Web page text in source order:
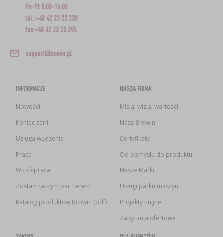
Pn-Pt 8:00-16:00
tel.:+48 42 23 23 230
fax:+48 42 23 23 295
support@browin.pl
INFORMACJE
Nowości
Koniec serii
Usługa wędzenia
Praca
Współpraca
Zostań naszym partnerem
Katalog produktów Browin (pdf)
NASZA FIRMA
Misja, wizja, wartości
Nasz Browin
Certyfikaty
Od pomysłu do produktu
Nasze Marki
Usługi parku maszyn
Projekty unijne
Zapytania ofertowe